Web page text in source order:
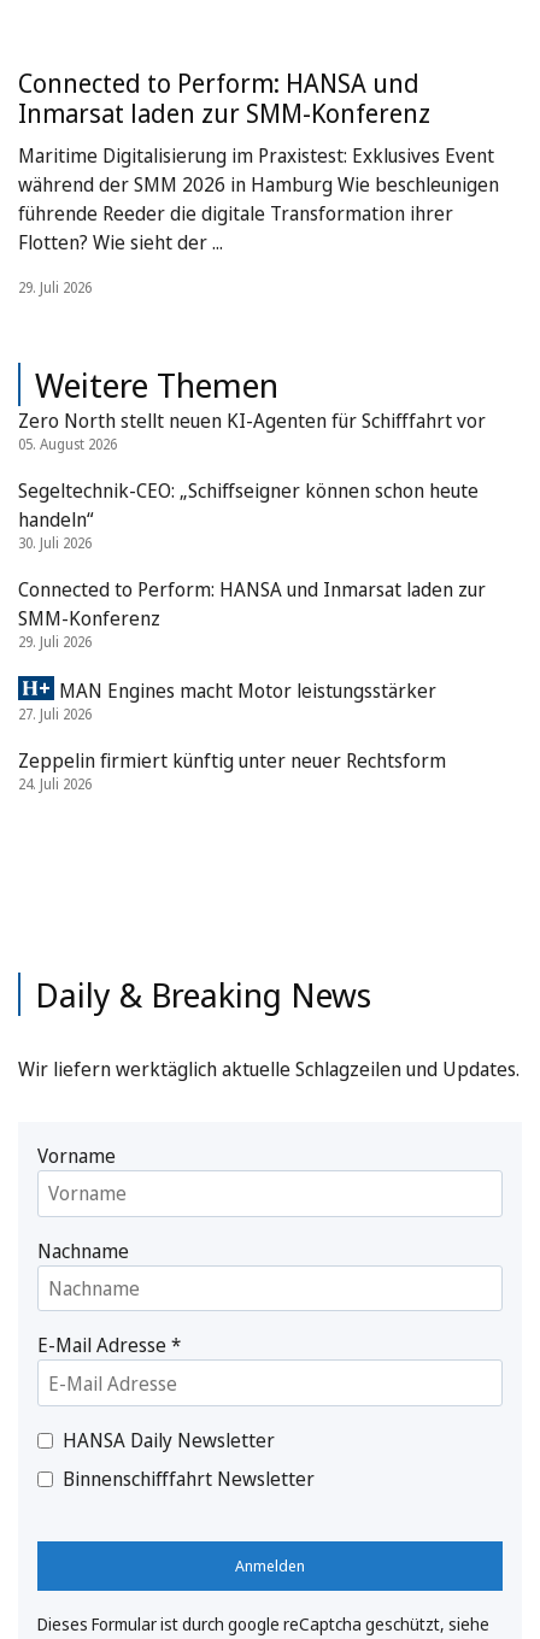
Connected to Perform: HANSA und
Inmarsat laden zur SMM-Konferenz
Maritime Digitalisierung im Praxistest: Exklusives Event
während der SMM 2026 in Hamburg Wie beschleunigen
führende Reeder die digitale Transformation ihrer
Flotten? Wie sieht der ...
29. Juli 2026
Weitere Themen
Zero North stellt neuen KI-Agenten für Schifffahrt vor
05. August 2026
Segeltechnik-CEO: „Schiffseigner können schon heute
handeln“
30. Juli 2026
Connected to Perform: HANSA und Inmarsat laden zur
SMM-Konferenz
29. Juli 2026
MAN Engines macht Motor leistungsstärker
27. Juli 2026
Zeppelin firmiert künftig unter neuer Rechtsform
24. Juli 2026
Daily & Breaking News
Wir liefern werktäglich aktuelle Schlagzeilen und Updates.
Vorname
Nachname
E-Mail Adresse*
HANSA Daily Newsletter
Binnenschifffahrt Newsletter
Anmelden
Dieses Formular ist durch google reCaptcha geschützt, siehe